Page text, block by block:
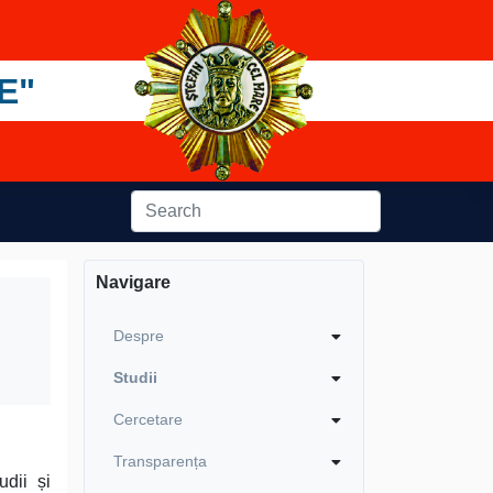
și
Navigare
Despre
Studii
Cercetare
Transparența